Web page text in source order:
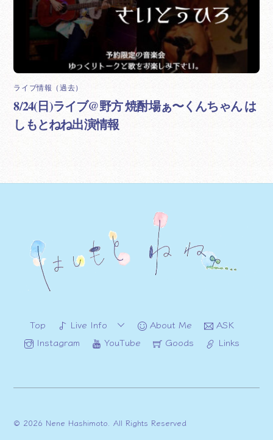
ライブ情報（過去）
8/24(日)ライブ@野方 焼酎場ぁ〜くんちゃん は
しもとねね出演情報
Top Live Info About Me
ASK
Instagram
YouTube Goods Links
© 2026 Nene Hashimoto. All Rights Reserved